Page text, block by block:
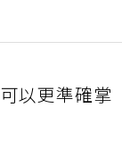
以更準確掌